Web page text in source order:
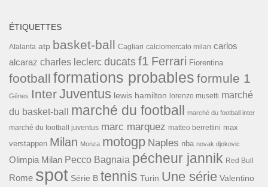
ÉTIQUETTES
Atalanta atp basket-ball Cagliari calciomercato milan carlos
alcaraz charles leclerc ducats f1 Ferrari Fiorentina
football formations probables formule 1
Gênes InterJuventus lewis hamilton lorenzo musetti marché
du basket-ball
marché du football marché du football inter
marché du football juventus marc marquez matteo berrettini max
verstappen Milan Monza motogp Naples nba novak djokovic
Olimpia Milan Pecco Bagnaia pécheur jannik Red Bull
Rome spot Série B tennis Turin Une série Valentino